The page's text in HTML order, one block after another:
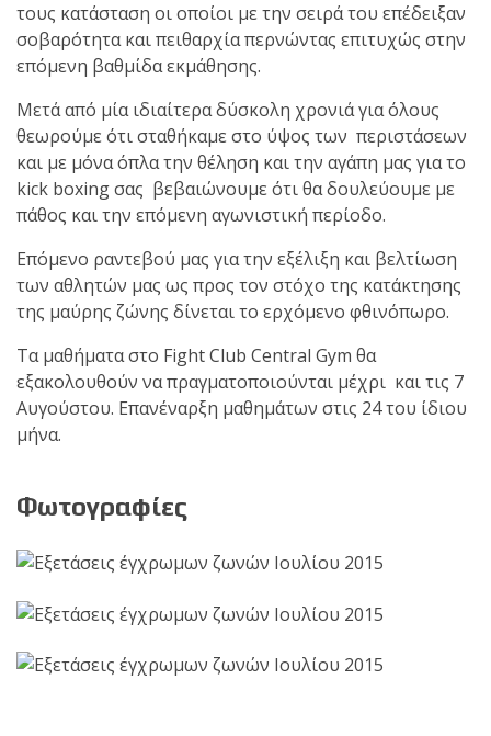
ολοκλήρωσαν με επιτυχία
τις καλοκαιρινές
εξετάσεις έγχρωμων
Με μεγάλη
επιτυχία
πραγματοποιήθηκε το
κλειστό σεμινάριο
Brazilian Jiu-Jitsu με τον
Grand Master Reyson
Gracie στο Fight Club
Galatsi!
Κορυφαίος
Βραζιλιάνος προπονητής
Reyson Gracie Red Belt 9th
Degree, σε σεμινάριο BJJ
για λίγους, στο Fight Club
Galatsi..!
τους κατάσταση οι οποίοι με την σειρά του επέδειξαν
σοβαρότητα και πειθαρχία περνώντας επιτυχώς στην
επόμενη βαθμίδα εκμάθησης.
Μετά από μία ιδιαίτερα δύσκολη χρονιά για όλους
θεωρούμε ότι σταθήκαμε στο ύψος των περιστάσεων
και με μόνα όπλα την θέληση και την αγάπη μας για το
kick boxing σας βεβαιώνουμε ότι θα δουλεύουμε με
πάθος και την επόμενη αγωνιστική περίοδο.
Επόμενο ραντεβού μας για την εξέλιξη και βελτίωση
των αθλητών μας ως προς τον στόχο της κατάκτησης
της μαύρης ζώνης δίνεται το ερχόμενο φθινόπωρο.
Τα μαθήματα στο Fight Club Central Gym θα
εξακολουθούν να πραγματοποιούνται μέχρι και τις 7
Αυγούστου. Επανέναρξη μαθημάτων στις 24 του ίδιου
μήνα.
Φωτογραφίες